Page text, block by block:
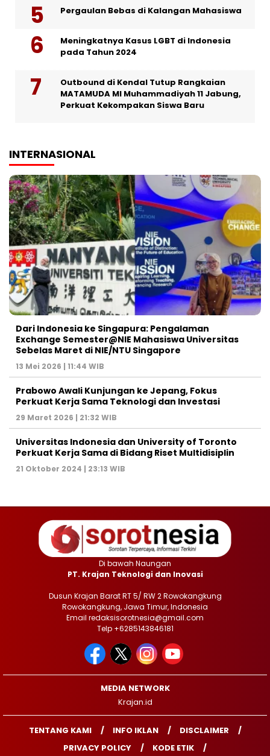
Pergaulan Bebas di Kalangan Mahasiswa
Meningkatnya Kasus LGBT di Indonesia
pada Tahun 2024
Outbound di Kendal Tutup Rangkaian
MATAMUDA MI Muhammadiyah 11 Jabung,
Perkuat Kekompakan Siswa Baru
INTERNASIONAL
Dari Indonesia ke Singapura: Pengalaman
Exchange Semester@NIE Mahasiswa Universitas
Sebelas Maret di NIE/NTU Singapore
13 Mei 2026 | 11:44 WIB
Prabowo Awali Kunjungan ke Jepang, Fokus
Perkuat Kerja Sama Teknologi dan Investasi
29 Maret 2026 | 21:32 WIB
Universitas Indonesia dan University of Toronto
Perkuat Kerja Sama di Bidang Riset Multidisiplin
21 Oktober 2024 | 23:13 WIB
Di bawah Naungan
PT. Krajan Teknologi dan Inovasi
Dusun Krajan Barat RT 5/ RW 2 Rowokangkung
Rowokangkung, Jawa Timur, Indonesia
Email redaksisorotnesia@gmail.com
Telp +6285143846181
MEDIA NETWORK
Krajan.id
TENTANG KAMI INFO IKLAN
DISCLAIMER
PRIVACY POLICY
KODE ETIK